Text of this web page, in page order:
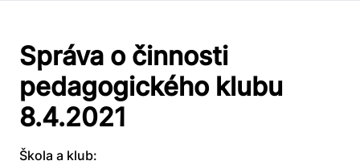
Správa o činnosti
pedagogického klubu
8.4.2021
Škola a klub: